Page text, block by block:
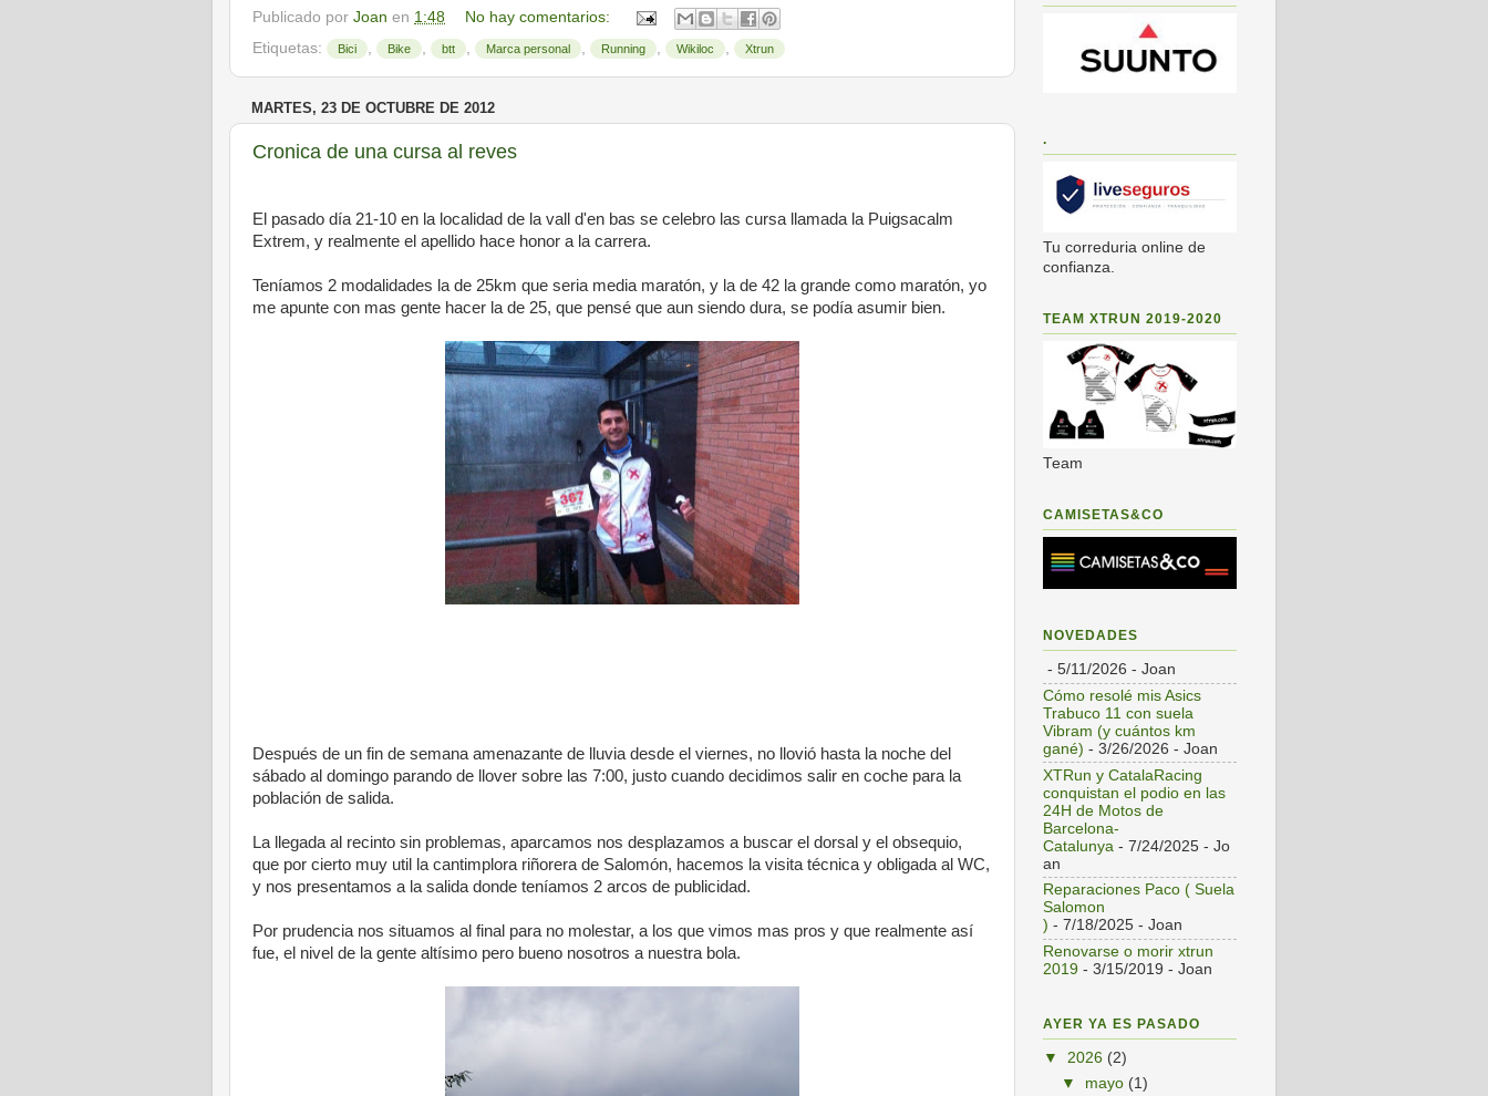
Publicado por Joan en 1:48
No hay comentarios:
Etiquetas:
Bici Bike btt Marca personal Running Wikiloc Xtrun
MARTES, 23 DE OCTUBRE DE 2012
Cronica de una cursa al reves
El pasado día 21-10 en la localidad de la vall d'en bas se celebro las cursa llamada la Puigsacalm
Extrem, y realmente el apellido hace honor a la carrera.
Teníamos 2 modalidades la de 25km que seria media maratón, y la de 42 la grande como maratón, yo
me apunte con mas gente hacer la de 25, que pensé que aun siendo dura, se podía asumir bien.
Después de un fin de semana amenazante de lluvia desde el viernes, no llovió hasta la noche del
sábado al domingo parando de llover sobre las 7:00, justo cuando decidimos salir en coche para la
población de salida.
La llegada al recinto sin problemas, aparcamos nos desplazamos a buscar el dorsal y el obsequio,
que por cierto muy util la cantimplora riñorera de Salomón, hacemos la visita técnica y obligada al WC,
y nos presentamos a la salida donde teníamos 2 arcos de publicidad.
Por prudencia nos situamos al final para no molestar, a los que vimos mas pros y que realmente así
fue, el nivel de la gente altísimo pero bueno nosotros a nuestra bola.
.
Tu correduria online de
confianza.
TEAM XTRUN 2019-2020
Team
CAMISETAS&CO
NOVEDADES
- 5/11/2026 - Joan
Cómo resolé mis Asics
Trabuco 11 con suela
Vibram (y cuántos km
gané) - 3/26/2026 - Joan
XTRun y CatalaRacing
conquistan el podio en las
24H de Motos de
Barcelona-
Catalunya - 7/24/2025 - Jo
an
Reparaciones Paco ( Suela
Salomon
) - 7/18/2025 - Joan
Renovarse o morir xtrun
2019 - 3/15/2019 - Joan
AYER YA ES PASADO
▼ 2026 (2)
▼ mayo (1)